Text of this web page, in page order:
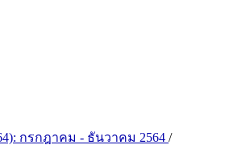
กรกฎาคม - ธันวาคม 2564 /